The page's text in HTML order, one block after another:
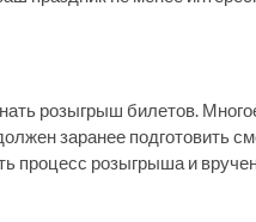
розыгрыш билетов.
заранее подготовить
процесс розыгрыша и